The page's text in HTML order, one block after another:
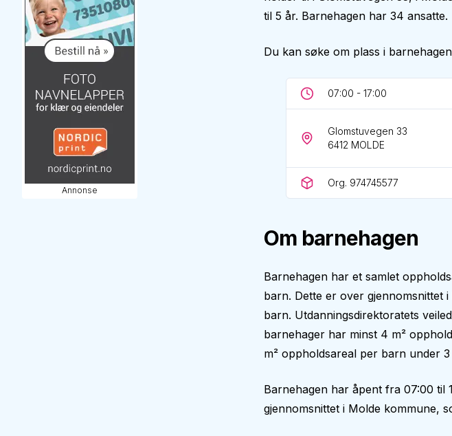
Annonse
til 5 år. Barnehagen har 34 ansatte.
Du kan søke om plass i
07:00 - 17:00
Glomstuvegen 33
6412 MOLDE
Org. 974745577
Om barnehagen
Barnehagen har et samlet
barn. Dette er over gjennomsnittet
barn. Utdanningsdirektoratets
barnehager har minst 4 m²
m² oppholdsareal per barn under 3
Barnehagen har åpent fra 07:00 til
gjennomsnittet i Molde kommune,